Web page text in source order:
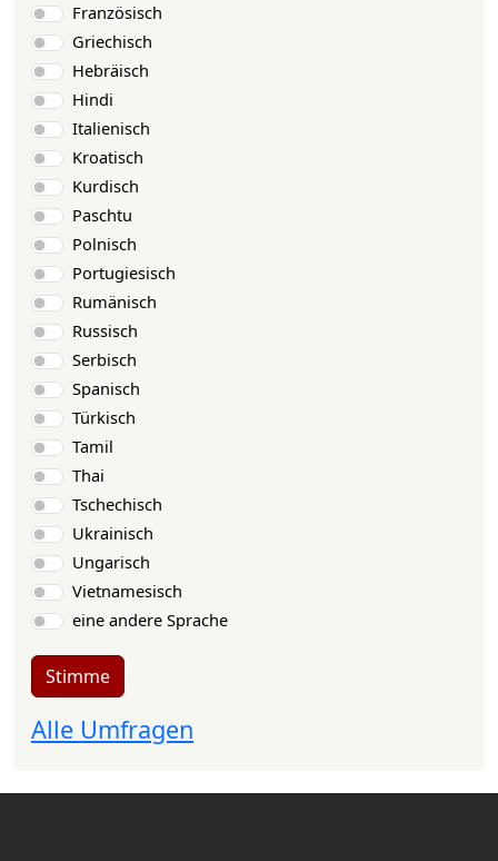
Französisch
Griechisch
Hebräisch
Hindi
Italienisch
Kroatisch
Kurdisch
Paschtu
Polnisch
Portugiesisch
Rumänisch
Russisch
Serbisch
Spanisch
Türkisch
Tamil
Thai
Tschechisch
Ukrainisch
Ungarisch
Vietnamesisch
eine andere Sprache
Stimme
Alle Umfragen